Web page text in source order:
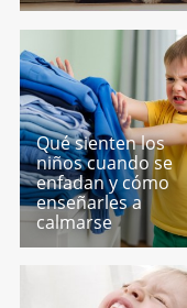
Qué sienten los
niños cuando se
enfadan y cómo
enseñarles a
calmarse